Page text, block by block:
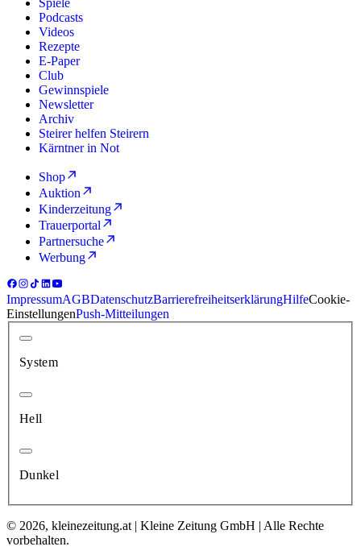
Podcasts
Videos
Rezepte
E-Paper
Club
Gewinnspiele
Newsletter
Archiv
Steirer helfen Steirern
Kärntner in Not
Shop
Auktion
Kinderzeitung
Trauerportal
Partnersuche
Werbung
ImpressumAGBDatenschutzBarrierefreiheitserklärungHilfeCookie-
EinstellungenPush-Mitteilungen
System
Hell
Dunkel
© 2026, kleinezeitung.at | Kleine Zeitung GmbH | Alle Rechte
vorbehalten.